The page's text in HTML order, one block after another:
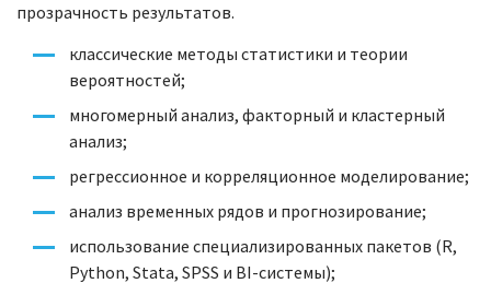
прозрачность результатов.
классические методы статистики и теории
вероятностей;
многомерный анализ, факторный и кластерный
анализ;
регрессионное и корреляционное моделирование;
анализ временных рядов и прогнозирование;
использование специализированных пакетов (R,
Python, Stata, SPSS и BI-системы);